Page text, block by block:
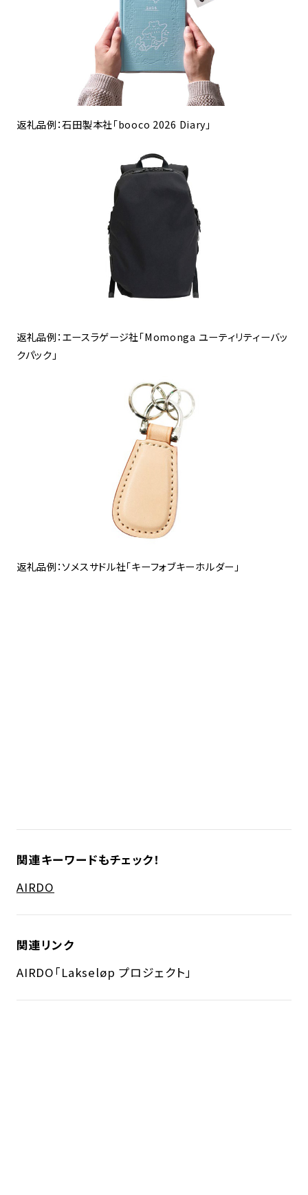
返礼品例：石田製本社「booco 2026 Diary」
返礼品例：エースラゲージ社「Momonga ユーティリティーバッ
クパック」
返礼品例：ソメスサドル社「キーフォブキーホルダー」
関連キーワードもチェック！
AIRDO
関連リンク
AIRDO「Lakseløp プロジェクト」